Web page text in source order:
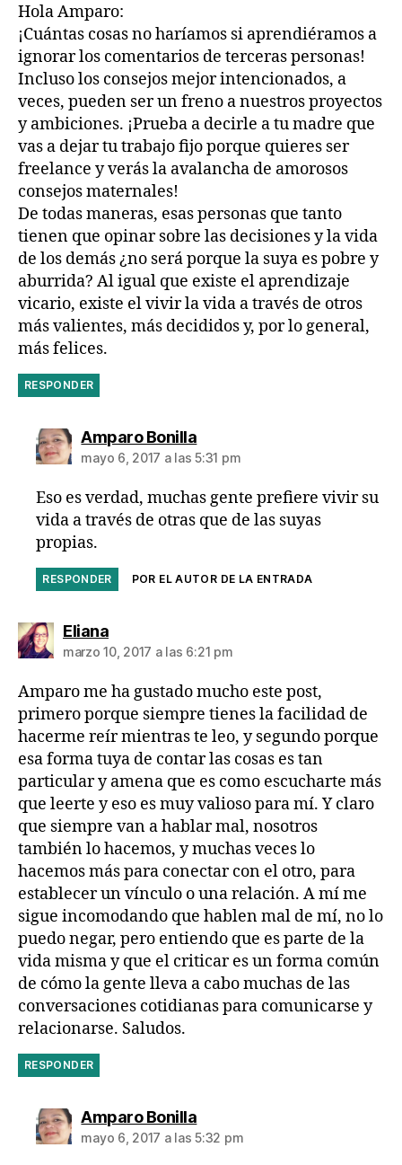
Hola Amparo:
¡Cuántas cosas no haríamos si aprendiéramos a
ignorar los comentarios de terceras personas!
Incluso los consejos mejor intencionados, a
veces, pueden ser un freno a nuestros proyectos
y ambiciones. ¡Prueba a decirle a tu madre que
vas a dejar tu trabajo fijo porque quieres ser
freelance y verás la avalancha de amorosos
consejos maternales!
De todas maneras, esas personas que tanto
tienen que opinar sobre las decisiones y la vida
de los demás ¿no será porque la suya es pobre y
aburrida? Al igual que existe el aprendizaje
vicario, existe el vivir la vida a través de otros
más valientes, más decididos y, por lo general,
más felices.
RESPONDER
Amparo Bonilladice:
mayo 6, 2017 a las 5:31 pm
Eso es verdad, muchas gente prefiere vivir su
vida a través de otras que de las suyas
propias.
RESPONDER POR EL AUTOR DE LA ENTRADA
Elianadice:
marzo 10, 2017 a las 6:21 pm
Amparo me ha gustado mucho este post,
primero porque siempre tienes la facilidad de
hacerme reír mientras te leo, y segundo porque
esa forma tuya de contar las cosas es tan
particular y amena que es como escucharte más
que leerte y eso es muy valioso para mí. Y claro
que siempre van a hablar mal, nosotros
también lo hacemos, y muchas veces lo
hacemos más para conectar con el otro, para
establecer un vínculo o una relación. A mí me
sigue incomodando que hablen mal de mí, no lo
puedo negar, pero entiendo que es parte de la
vida misma y que el criticar es un forma común
de cómo la gente lleva a cabo muchas de las
conversaciones cotidianas para comunicarse y
relacionarse. Saludos.
RESPONDER
Amparo Bonilladice:
mayo 6, 2017 a las 5:32 pm